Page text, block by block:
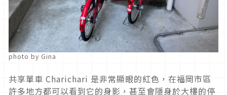
photo by Gina
共享單車 Charichari 是非常顯眼的紅色，在福岡市區
許多地方都可以看到它的身影，甚至會隱身於大樓的停